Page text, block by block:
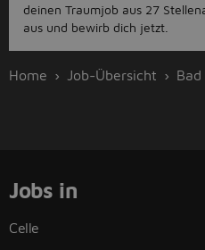
deinen Traumjob aus 27
aus und bewirb dich jetzt.
Home Job-Übersicht
Jobs in
Celle